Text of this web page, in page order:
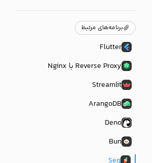
برنامه‌های مرتبط
Flutter
Reverse Proxy با Nginx
Streamlit
ArangoDB
Deno
Bun
Seq